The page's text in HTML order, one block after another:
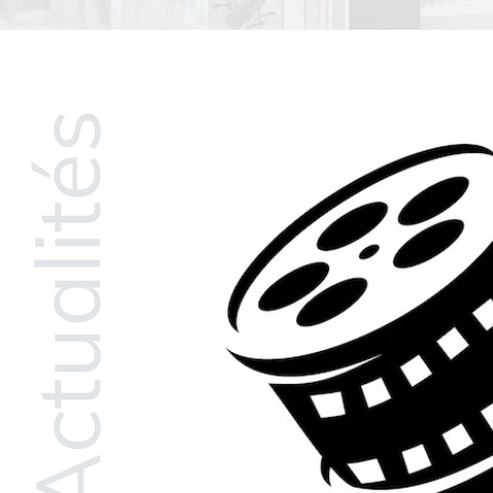
Actualités